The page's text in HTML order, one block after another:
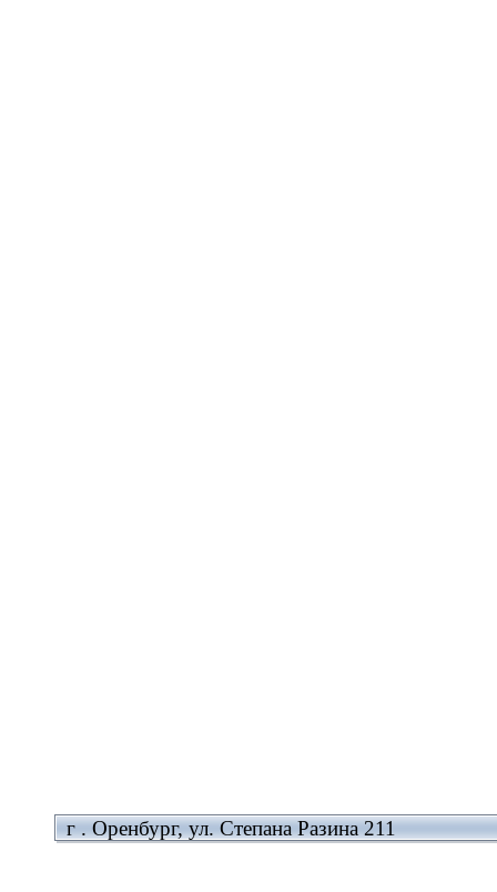
г . Оренбург, ул. Степана Разина 211